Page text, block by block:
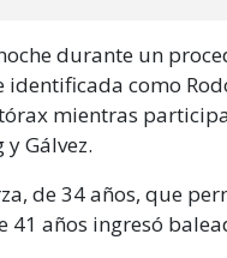
durante un
identificada como
mientras
Gálvez.
de 34 años, que
41 años ingresó